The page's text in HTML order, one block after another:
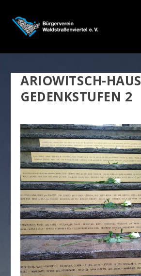
ARIOWITSCH-HAUS
GEDENKSTUFEN 2